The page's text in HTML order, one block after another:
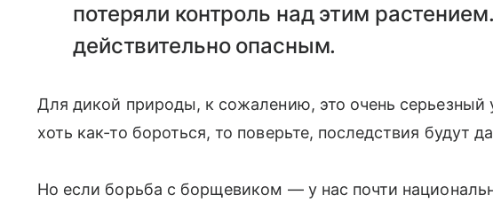
потеряли контроль над этим
действительно опасным.
Для дикой природы, к сожалению, это очень серьезный
хоть как-то бороться, то поверьте, последствия будут
Но если борьба с борщевиком — у нас почти